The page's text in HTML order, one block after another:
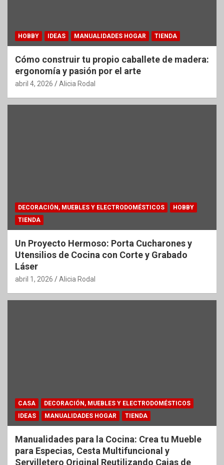
HOBBY IDEAS MANUALIDADES HOGAR TIENDA
Cómo construir tu propio caballete de madera:
ergonomía y pasión por el arte
abril 4, 2026 Alicia Rodal
DECORACIÓN, MUEBLES Y ELECTRODOMÉSTICOS
HOBBY
TIENDA
Un Proyecto Hermoso: Porta Cucharones y
Utensilios de Cocina con Corte y Grabado
Láser
abril 1, 2026 Alicia Rodal
CASA
DECORACIÓN, MUEBLES Y ELECTRODOMÉSTICOS
IDEAS
MANUALIDADES HOGAR TIENDA
Manualidades para la Cocina: Crea tu Mueble
para Especias, Cesta Multifuncional y
Servilletero Original Reutilizando Cajas de